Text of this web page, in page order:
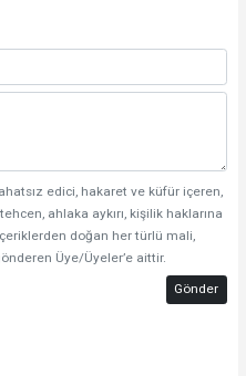
edici, hakaret ve küfür içeren,
ahlaka aykırı, kişilik haklarına
doğan her türlü mali,
Üye/Üyeler’e aittir.
Gönder